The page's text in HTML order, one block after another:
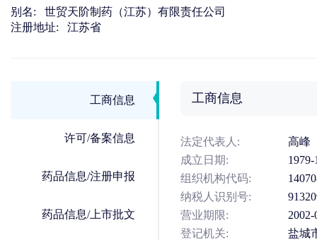
别名:
世贸天阶制药（江苏）有限责任公司
注册地址:
江苏省
工商信息
许可/备案信息
药品信息/注册申报
药品信息/上市批文
工商信息
法定代表人:
高峰
成立日期:
1979-
组织机构代码:
纳税人识别号:
营业期限:
登记机关:
盐城